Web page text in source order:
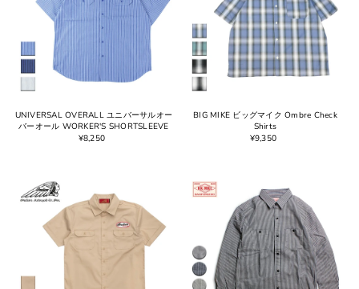
UNIVERSAL OVERALL ユニバーサルオー
バーオール WORKER'S SHORTSLEEVE
¥8,250
BIG MIKE ビッグマイク Ombre Check
Shirts
¥9,350